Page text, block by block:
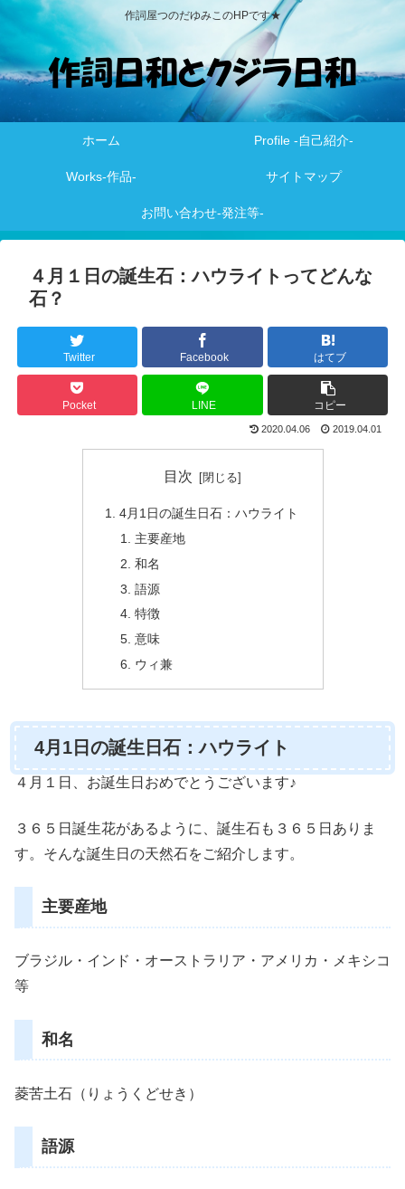
作詞屋つのだゆみこのHPです★
ホーム Profile -自己紹介-
Works-作品- サイトマップ
お問い合わせ-発注等-
４月１日の誕生石：ハウライトってどんな
石？
Twitter Facebook はてブ
Pocket LINE コピー
2020.04.06 2019.04.01
目次
4月1日の誕生日石：ハウライト
主要産地
和名
語源
特徴
意味
ウィ兼
4月1日の誕生日石：ハウライト
４月１日、お誕生日おめでとうございます♪
３６５日誕生花があるように、誕生石も３６５日ありま
す。そんな誕生日の天然石をご紹介します。
主要産地
ブラジル・インド・オーストラリア・アメリカ・メキシコ
等
和名
菱苦土石（りょうくどせき）
語源